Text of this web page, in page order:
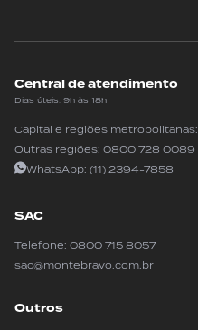
Central de atendimento
Dias úteis: 9h às 18h
Capital e regiões metropolitanas:
Outras regiões: 0800 728 0089
WhatsApp: (11) 2394-7858
SAC
Telefone: 0800 715 8057
sac@montebravo.com.br
Outros